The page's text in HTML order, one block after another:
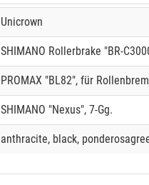
Unicrown
SHIMANO Rollerbrake "BR-
PROMAX "BL82", für
SHIMANO "Nexus", 7-Gg.
anthracite, black,